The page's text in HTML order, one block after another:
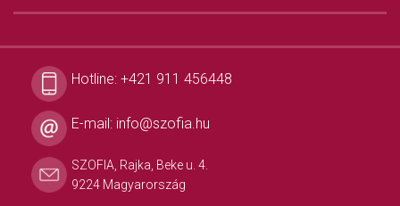
Hotline: +421 911 456448
E-mail: info@szofia.hu
SZOFIA, Rajka, Beke u. 4.
9224 Magyarország